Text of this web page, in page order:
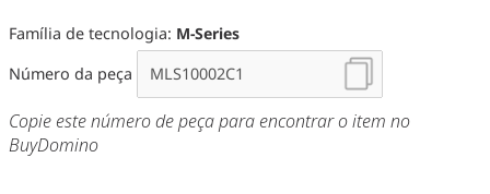
Família de tecnologia: M-Series
Número da peça
Copie este número de peça para encontrar o item no
BuyDomino